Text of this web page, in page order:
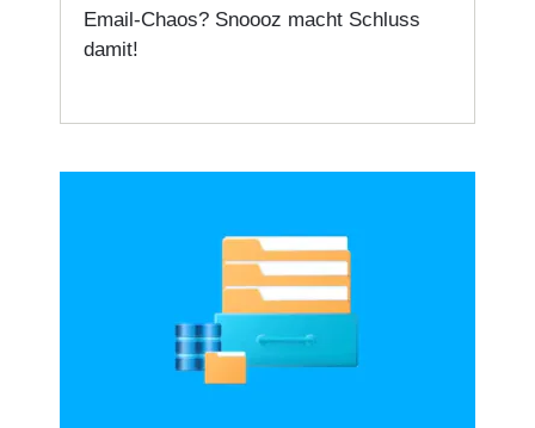
Email-Chaos? Snoooz macht Schluss
damit!